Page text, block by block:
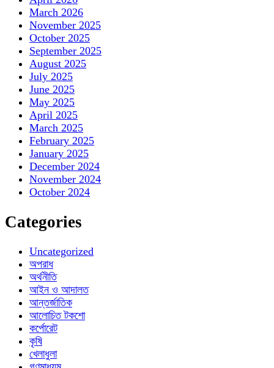
March 2026
November 2025
October 2025
September 2025
August 2025
July 2025
June 2025
May 2025
April 2025
March 2025
February 2025
January 2025
December 2024
November 2024
October 2024
Categories
Uncategorized
অপরাধ
অর্থনীতি
আইন ও আদালত
আন্তর্জাতিক
আলোচিত টকশো
কর্পোরেট
কৃষি
খেলাধুলা